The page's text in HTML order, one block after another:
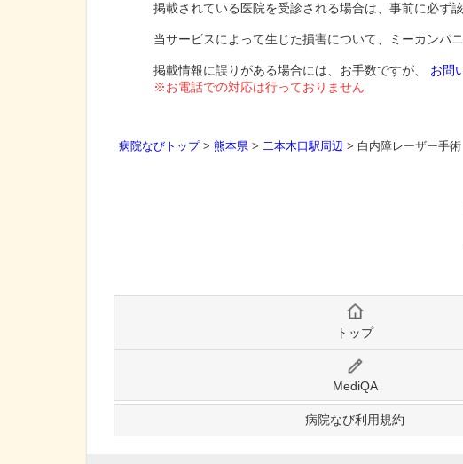
掲載されている医院を受診される場合は、事前に必ず
当サービスによって生じた損害について、ミーカンパ
掲載情報に誤りがある場合には、お手数ですが、 お問
※お電話での対応は行っておりません
病院なびトップ> 熊本県 > 二本木口駅周辺 > 白内障レーザー手術
トップ
MediQA
病院なび利用規約